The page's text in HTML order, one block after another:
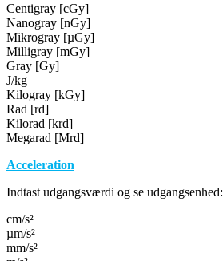
Centigray [cGy]
Nanogray [nGy]
Mikrogray [µGy]
Milligray [mGy]
Gray [Gy]
J/kg
Kilogray [kGy]
Rad [rd]
Kilorad [krd]
Megarad [Mrd]
Acceleration
Indtast udgangsværdi og se udgangsenhed:
cm/s²
µm/s²
mm/s²